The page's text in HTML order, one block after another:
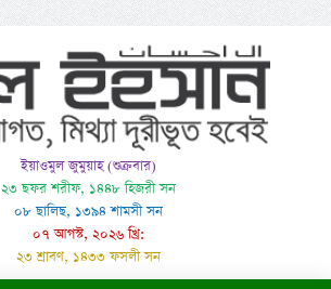
ইয়াওমুল জুমুয়াহ (শুক্রবার)
২৩ ছফর শরীফ, ১৪৪৮ হিজরী সন
০৮ ছালিছ, ১৩৯৪ শামসী সন
০৭ আগস্ট, ২০২৬ খ্রি:
২৩ শ্রাবণ, ১৪৩৩ ফসলী সন